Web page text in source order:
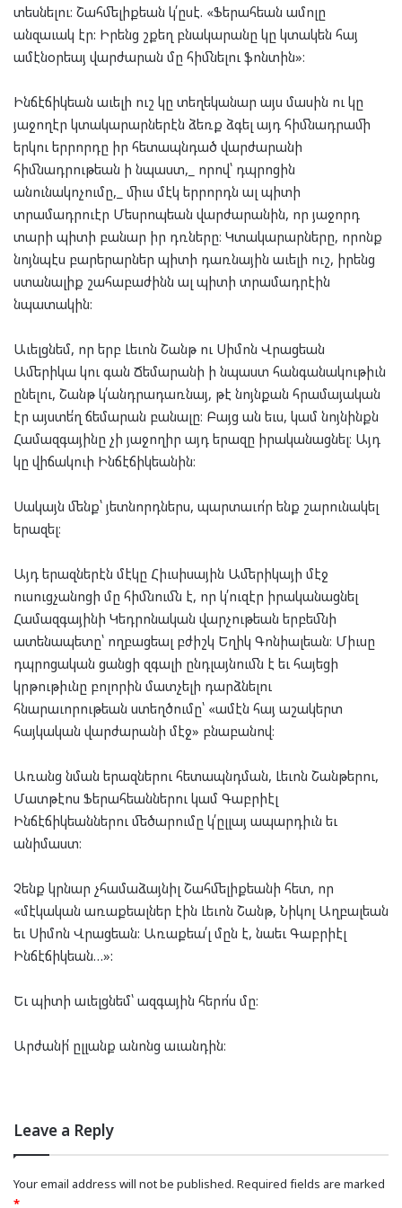
տեսնելու։ Շահմելիքեան կ՛ըսէ. «Ֆերահեան ամոլը
անզաւակ էր: Իրենց շքեղ բնակարանը կը կտակեն հայ
ամէնօրեայ վարժարան մը հիմնելու ֆոնտին»։
Ինճէճիկեան աւելի ուշ կը տեղեկանար այս մասին ու կը
յաջողէր կտակարարներէն ձեռք ձգել այդ հիմնադրամի
երկու երրորդը իր հետապնդած վարժարանի
հիմնադրութեան ի նպաստ,_ որով՝ դպրոցին
անունակոչումը,_ միւս մէկ երրորդն ալ պիտի
տրամադրուէր Մեսրոպեան վարժարանին, որ յաջորդ
տարի պիտի բանար իր դռները։ Կտակարարները, որոնք
նոյնպէս բարերարներ պիտի դառնային աւելի ուշ, իրենց
ստանալիք շահաբաժինն ալ պիտի տրամադրէին
նպատակին։
Աւելցնեմ, որ երբ Լեւոն Շանթ ու Սիմոն Վրացեան
Ամերիկա կու գան Ճեմարանի ի նպաստ հանգանակութիւն
ընելու, Շանթ կ՛անդրադառնայ, թէ նոյնքան հրամայական
էր այստե՛ղ ճեմարան բանալը։ Բայց ան եւս, կամ նոյնինքն
Համազգայինը չի յաջողիր այդ երազը իրականացնել։ Այդ
կը վիճակուի Ինճէճիկեանին։
Սակայն մենք՝ յետնորդներս, պարտաւո՛ր ենք շարունակել
երազել։
Այդ երազներէն մէկը Հիւսիսային Ամերիկայի մէջ
ուսուցչանոցի մը հիմնումն է, որ կ՛ուզէր իրականացնել
Համազգայինի Կեդրոնական վարչութեան երբեմնի
ատենապետը՝ ողբացեալ բժիշկ Եղիկ Գոնիալեան։ Միւսը
դպրոցական ցանցի զգալի ընդլայնումն է եւ հայեցի
կրթութիւնը բոլորին մատչելի դարձնելու
հնարաւորութեան ստեղծումը՝ «ամէն հայ աշակերտ
հայկական վարժարանի մէջ» բնաբանով։
Առանց նման երազներու հետապնդման, Լեւոն Շանթերու,
Մատթէոս Ֆերահեաններու կամ Գաբրիէլ
Ինճէճիկեաններու մեծարումը կ՛ըլլայ ապարդիւն եւ
անիմաստ։
Չենք կրնար չհամաձայնիլ Շահմելիքեանի հետ, որ
«մէկական առաքեալներ էին Լեւոն Շանթ, Նիկոլ Աղբալեան
եւ Սիմոն Վրացեան: Առաքեա՛լ մըն է, նաեւ Գաբրիէլ
Ինճէճիկեան…»:
Եւ պիտի աւելցնեմ՝ ազգային հերո՛ս մը։
Արժանի՛ ըլլանք անոնց աւանդին։
Leave a Reply
Your email address will not be published. Required fields are marked
*